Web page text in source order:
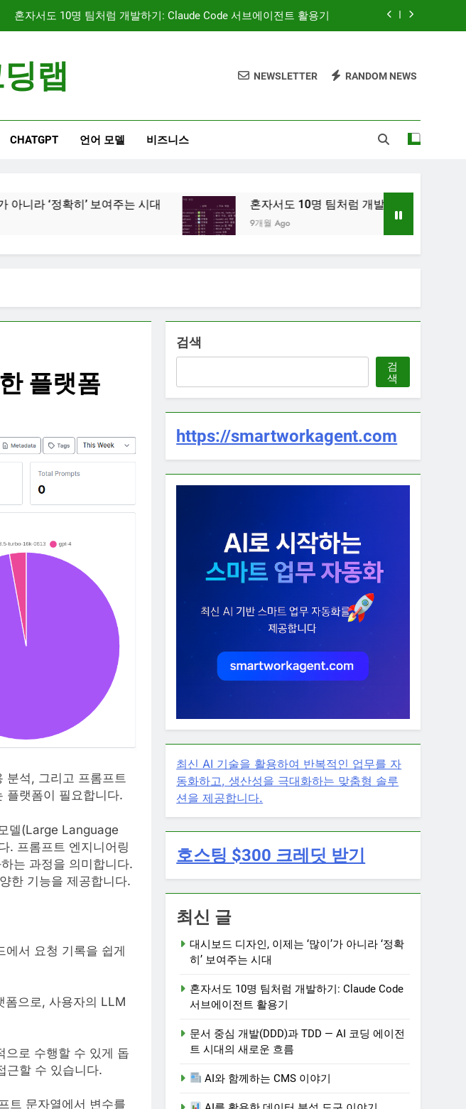
문서 중심 개발(DDD)과 TDD — AI 코딩 에이전트 시대의 새로운 흐름
대시보드 디자인, 이제는 ‘많이’가 아니라 ‘정확히’ 보여주는 시대
문서 중심 개발(DDD)과 TDD — AI 코딩 에이전트 시대의 새로운 흐름
랩 NEWSLETTER RANDOM NEWS
CHATGPT 언어 모델 비즈니스
’ 보여주는 시대 혼자서도 10명 팀처럼 개발하기: Claude Code 서브에이
9개월 Ago
플랫폼
분석, 그리고 프롬프트
플랫폼이 필요합니다.
델(Large Language
. 프롬프트 엔지니어링
는 과정을 의미합니다.
한 기능을 제공합니다.
서 요청 기록을 쉽게
폼으로, 사용자의 LLM
으로 수행할 수 있게 돕
할 수 있습니다.
트 문자열에서 변수를
검색
검
색
https://smartworkagent.com
최신 AI 기술을 활용하여 반복적인 업무를 자
동화하고, 생산성을 극대화하는 맞춤형 솔루
션을 제공합니다.
호스팅 $300 크레딧 받기
최신 글
대시보드 디자인, 이제는 ‘많이’가 아니라 ‘정확
히’ 보여주는 시대
혼자서도 10명 팀처럼 개발하기: Claude Code
서브에이전트 활용기
문서 중심 개발(DDD)과 TDD — AI 코딩 에이전
트 시대의 새로운 흐름
AI와 함께하는 CMS 이야기